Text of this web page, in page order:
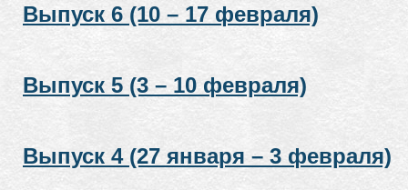
Выпуск 6 (10 – 17 февраля)
Выпуск 5 (3 – 10 февраля)
Выпуск 4 (27 января – 3 февраля)